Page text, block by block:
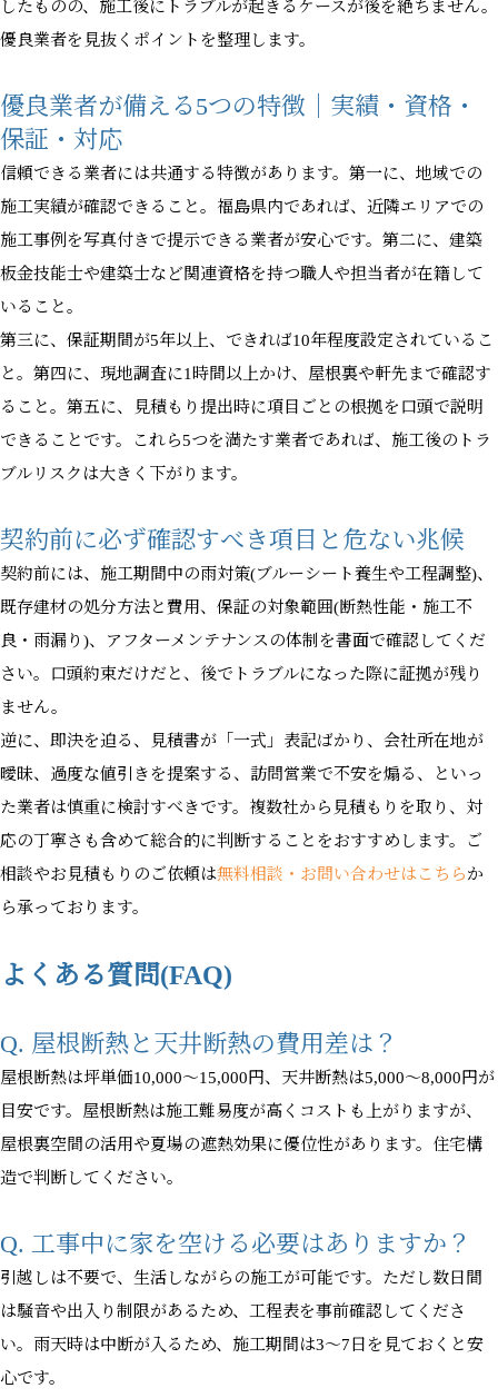
したものの、施工後にトラブルが起きるケースが後を絶ちません。
優良業者を見抜くポイントを整理します。
優良業者が備える5つの特徴｜実績・資格・
保証・対応
信頼できる業者には共通する特徴があります。第一に、地域での
施工実績が確認できること。福島県内であれば、近隣エリアでの
施工事例を写真付きで提示できる業者が安心です。第二に、建築
板金技能士や建築士など関連資格を持つ職人や担当者が在籍して
いること。
第三に、保証期間が5年以上、できれば10年程度設定されているこ
と。第四に、現地調査に1時間以上かけ、屋根裏や軒先まで確認す
ること。第五に、見積もり提出時に項目ごとの根拠を口頭で説明
できることです。これら5つを満たす業者であれば、施工後のトラ
ブルリスクは大きく下がります。
契約前に必ず確認すべき項目と危ない兆候
契約前には、施工期間中の雨対策(ブルーシート養生や工程調整)、
既存建材の処分方法と費用、保証の対象範囲(断熱性能・施工不
良・雨漏り)、アフターメンテナンスの体制を書面で確認してくだ
さい。口頭約束だけだと、後でトラブルになった際に証拠が残り
ません。
逆に、即決を迫る、見積書が「一式」表記ばかり、会社所在地が
曖昧、過度な値引きを提案する、訪問営業で不安を煽る、といっ
た業者は慎重に検討すべきです。複数社から見積もりを取り、対
応の丁寧さも含めて総合的に判断することをおすすめします。ご
相談やお見積もりのご依頼は無料相談・お問い合わせはこちらか
ら承っております。
よくある質問(FAQ)
Q. 屋根断熱と天井断熱の費用差は？
屋根断熱は坪単価10,000〜15,000円、天井断熱は5,000〜8,000円が
目安です。屋根断熱は施工難易度が高くコストも上がりますが、
屋根裏空間の活用や夏場の遮熱効果に優位性があります。住宅構
造で判断してください。
Q. 工事中に家を空ける必要はありますか？
引越しは不要で、生活しながらの施工が可能です。ただし数日間
は騒音や出入り制限があるため、工程表を事前確認してくださ
い。雨天時は中断が入るため、施工期間は3〜7日を見ておくと安
心です。